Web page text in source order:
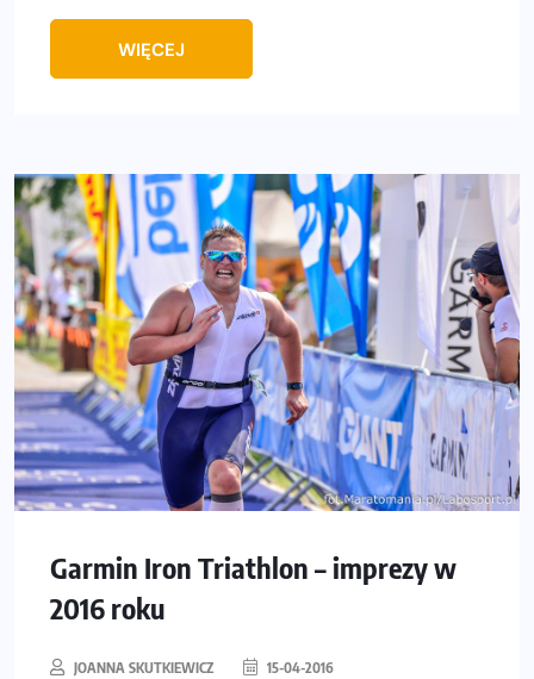
WIĘCEJ
Garmin Iron Triathlon – imprezy w
2016 roku
JOANNA SKUTKIEWICZ 15-04-2016